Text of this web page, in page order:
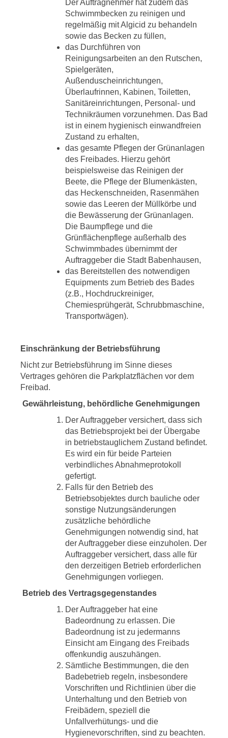
Der Auftragnehmer hat zudem das
Schwimmbecken zu reinigen und
regelmäßig mit Algicid zu behandeln
sowie das Becken zu füllen,
das Durchführen von
Reinigungsarbeiten an den Rutschen,
Spielgeräten,
Außenduscheinrichtungen,
Überlaufrinnen, Kabinen, Toiletten,
Sanitäreinrichtungen, Personal- und
Technikräumen vorzunehmen. Das Bad
ist in einem hygienisch einwandfreien
Zustand zu erhalten,
das gesamte Pflegen der Grünanlagen
des Freibades. Hierzu gehört
beispielsweise das Reinigen der
Beete, die Pflege der Blumenkästen,
das Heckenschneiden, Rasenmähen
sowie das Leeren der Müllkörbe und
die Bewässerung der Grünanlagen.
Die Baumpflege und die
Grünflächenpflege außerhalb des
Schwimmbades übernimmt der
Auftraggeber die Stadt Babenhausen,
das Bereitstellen des notwendigen
Equipments zum Betrieb des Bades
(z.B., Hochdruckreiniger,
Chemiesprühgerät, Schrubbmaschine,
Transportwägen).
Einschränkung der Betriebsführung
Nicht zur Betriebsführung im Sinne dieses
Vertrages gehören die Parkplatzflächen vor dem
Freibad.
Gewährleistung, behördliche Genehmigungen
Der Auftraggeber versichert, dass sich
das Betriebsprojekt bei der Übergabe
in betriebstauglichem Zustand befindet.
Es wird ein für beide Parteien
verbindliches Abnahmeprotokoll
gefertigt.
Falls für den Betrieb des
Betriebsobjektes durch bauliche oder
sonstige Nutzungsänderungen
zusätzliche behördliche
Genehmigungen notwendig sind, hat
der Auftraggeber diese einzuholen. Der
Auftraggeber versichert, dass alle für
den derzeitigen Betrieb erforderlichen
Genehmigungen vorliegen.
Betrieb des Vertragsgegenstandes
Der Auftraggeber hat eine
Badeordnung zu erlassen. Die
Badeordnung ist zu jedermanns
Einsicht am Eingang des Freibads
offenkundig auszuhängen.
Sämtliche Bestimmungen, die den
Badebetrieb regeln, insbesondere
Vorschriften und Richtlinien über die
Unterhaltung und den Betrieb von
Freibädern, speziell die
Unfallverhütungs- und die
Hygienevorschriften, sind zu beachten.